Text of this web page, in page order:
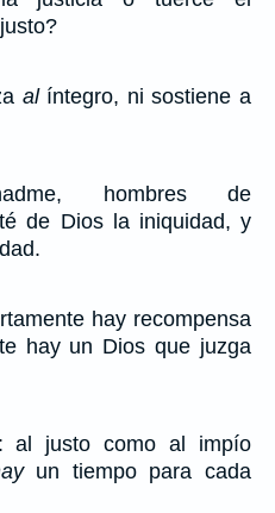
alíntegro, ni sostiene a
hombres de
de Dios la iniquidad, y
hay recompensa
hay un Dios que juzga
al justo como al impío
un tiempo para cada